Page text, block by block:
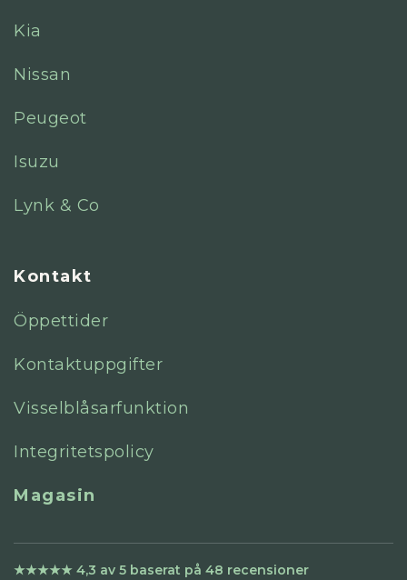
Kia
Nissan
Peugeot
Isuzu
Lynk & Co
Kontakt
Öppettider
Kontaktuppgifter
Visselblåsarfunktion
Integritetspolicy
Magasin